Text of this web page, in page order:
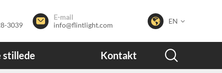
3039

E-mail
info@flintlight.com
 EN
stillede Kontakt 